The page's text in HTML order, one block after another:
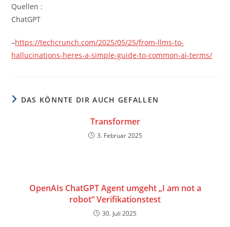
Quellen :
ChatGPT
–https://techcrunch.com/2025/05/25/from-llms-to-
hallucinations-heres-a-simple-guide-to-common-ai-terms/
DAS KÖNNTE DIR AUCH GEFALLEN
Transformer
3. Februar 2025
OpenAIs ChatGPT Agent umgeht „I am not a
robot“ Verifikationstest
30. Juli 2025